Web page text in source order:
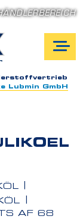
Lubmin GmbH
AF 68